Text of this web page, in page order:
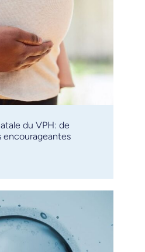
du VPH: de
encourageantes